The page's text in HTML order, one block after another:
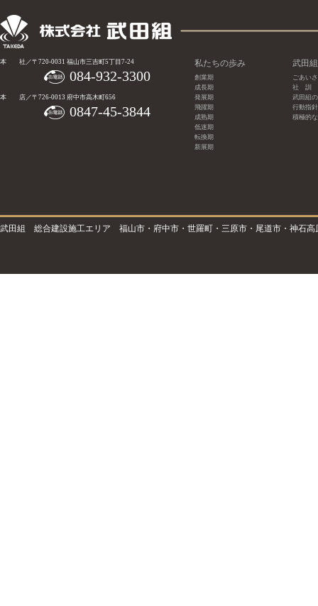
本 社／〒720-0031 福山市三吉町5丁目7-24
084-932-3300
本 店／〒726-0013 府中市高木町656
0847-45-3844
私たちの歩み
創業期
成長期
発展期
飛躍期
成熟期
低迷期
転換期
新展期
武田
ごあい
社 訓
武田組
行動指針
積極的
武田組 総合建設施工エリア 福山市・府中市・世羅町・三原市・尾道市・神石高